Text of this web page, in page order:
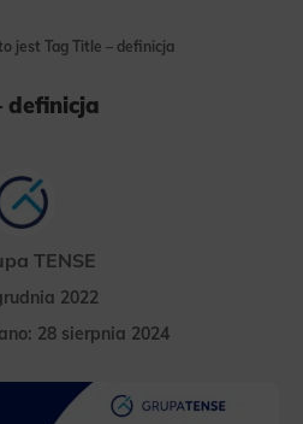
jest Tag Title – definicja
definicja
TENSE
2022
28 sierpnia 2024